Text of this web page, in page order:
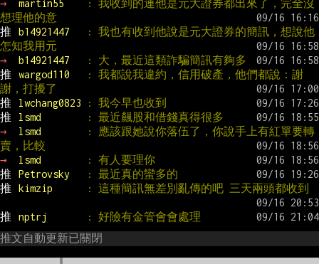
→
martin55
: 我收到的連他是元大證券都出來了，完全沒
想理他的意
推
b14921447
: 我也有收到他說是元大證券的簡訊，想說他
怎知我用元
→
b14921447
: 大，最近這類詐騙簡訊有夠多
推
wargod110
: 我都說我違約，信用破產，他們都說：謝
謝，打擾了
推
lwchang0823
: 我今早也收到
推
lsmd
: 最近飆股和借錢真得很多
→
lsmd
: 應該跟她說你落伍了，你說手上有紅單要轉
賣，比較
→
lsmd
: 有人要理你
推
Petrovsky
: 最近真的蠻多的
推
kimzip : 這種簡訊無差別亂傳的吧 三天兩頭都收到
推 nptrj
: 好險有金管會會處理
推文自動更新已關閉